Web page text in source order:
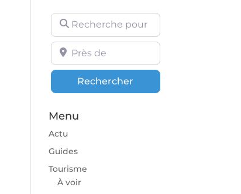
Recherche pour
Près de
Rechercher
Menu
Actu
Guides
Tourisme
À voir